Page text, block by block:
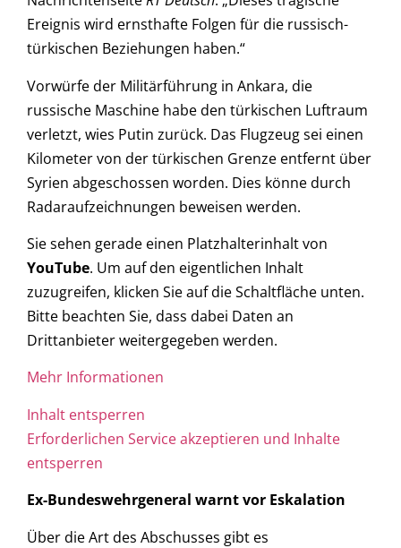
Ereignis wird ernsthafte Folgen für die russisch-
türkischen Beziehungen haben.“
Vorwürfe der Militärführung in Ankara, die
russische Maschine habe den türkischen Luftraum
verletzt, wies Putin zurück. Das Flugzeug sei einen
Kilometer von der türkischen Grenze entfernt über
Syrien abgeschossen worden. Dies könne durch
Radaraufzeichnungen beweisen werden.
Sie sehen gerade einen Platzhalterinhalt von
YouTube. Um auf den eigentlichen Inhalt
zuzugreifen, klicken Sie auf die Schaltfläche unten.
Bitte beachten Sie, dass dabei Daten an
Drittanbieter weitergegeben werden.
Mehr Informationen
Inhalt entsperren
Erforderlichen Service akzeptieren und Inhalte
entsperren
Ex-Bundeswehrgeneral warnt vor Eskalation
Über die Art des Abschusses gibt es